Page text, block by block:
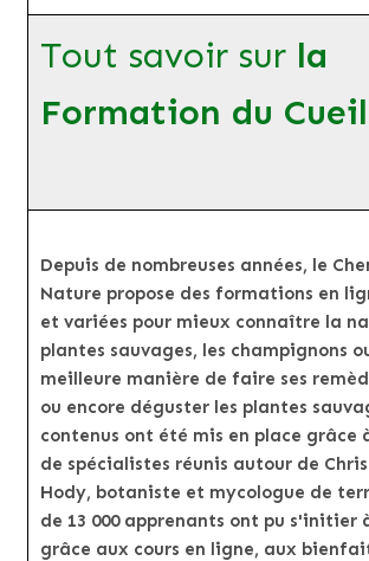
Tout savoir sur la
Formation du
Depuis de nombreuses années, le
Nature propose des formations en
et variées pour mieux connaître la
plantes sauvages, les champignons
meilleure manière de faire ses
ou encore déguster les plantes
contenus ont été mis en place grâce
de spécialistes réunis autour de
Hody, botaniste et mycologue de
de 13 000 apprenants ont pu s'initier
grâce aux cours en ligne, aux